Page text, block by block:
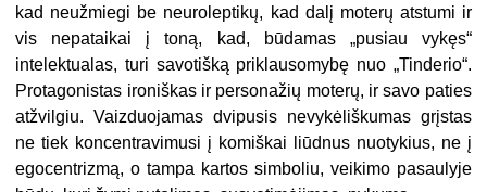
kad neužmiegi be neuroleptikų, kad dalį moterų atstumi ir
vis nepataikai į toną, kad, būdamas „pusiau vykęs“
intelektualas, turi savotišką priklausomybę nuo „Tinderio“.
Protagonistas ironiškas ir personažių moterų, ir savo paties
atžvilgiu. Vaizduojamas dvipusis nevykėliškumas grįstas
ne tiek koncentravimusi į komiškai liūdnus nuotykius, ne į
egocentrizmą, o tampa kartos simboliu, veikimo pasaulyje